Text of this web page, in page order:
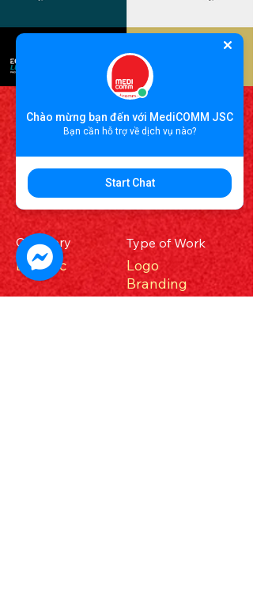
Client
East West
Journey
2024
Category
Logistic
Type of Work
Logo
​Branding
Chào mừng bạn đến với MediCOMM JSC
Bạn cần hỗ trợ về dịch vụ nào?
Start Chat